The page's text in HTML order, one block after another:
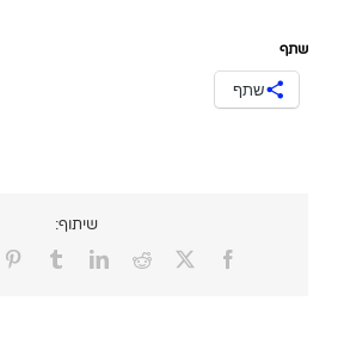
שתף
שתף
שיתוף:
Facebook
X
Reddit
LinkedIn
Tumblr